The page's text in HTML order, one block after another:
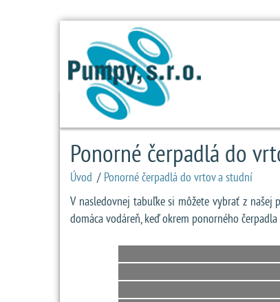
Ponorné čerpadlá do
Úvod / Ponorné čerpadlá do vrtov a studní
V nasledovnej tabuľke si môžete vybrať z
domáca vodáreň, keď okrem ponorného